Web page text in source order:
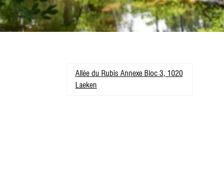
Allée du Rubis Annexe Bloc 3, 1020
Laeken